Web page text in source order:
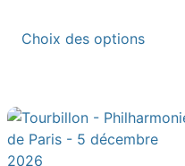
Choix des options